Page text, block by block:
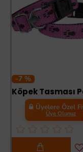
-7 %
Üyelere Özel
Üye Olunuz